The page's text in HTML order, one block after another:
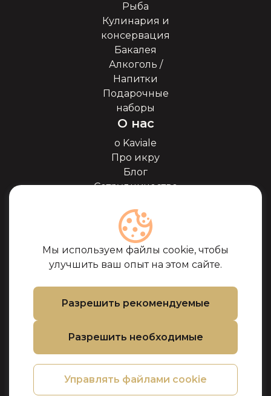
Мы используем файлы cookie, чтобы
улучшить ваш опыт на этом сайте.
Разрешить рекомендуемые
Разрешить необходимые
Управлять файлами cookie
Рыба
Кулинария и
консервация
Бакалея
Алкоголь /
Напитки
Подарочные
наборы
О нас
о Kaviale
Про икру
Блог
Сотрудничество
Сертификаты
Часто задоваемые
вопросы
Поддержка
Политика
файлов cookie
Политика
конфиденциальности
Политика